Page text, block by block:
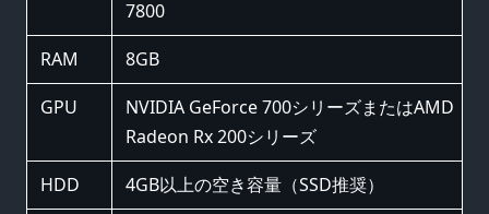
7800
RAM
8GB
GPU
NVIDIA GeForce 700シリーズまたはAMD
Radeon Rx 200シリーズ
HDD
4GB以上の空き容量（SSD推奨）